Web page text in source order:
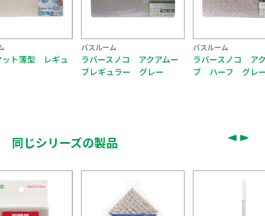
ット薄型 レギュ
バスルーム
ラバースノコ アクアムー
ブレギュラー グレー
バスルーム
ラバースノコ ア
ブ ハーフ グレ
同じシリーズの製品